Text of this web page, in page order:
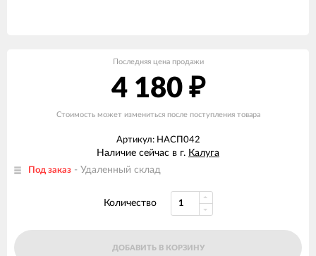
Последняя цена продажи
4 180 ₽
Стоимость может измениться после поступления товара
Артикул: НАСП042
Наличие сейчас в г. Калуга
Под заказ - Удаленный склад
Количество
ДОБАВИТЬ В КОРЗИНУ